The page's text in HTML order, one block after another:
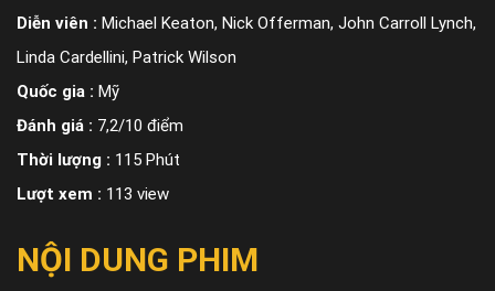
Diễn viên : Michael Keaton, Nick Offerman, John Carroll Lynch,
Linda Cardellini, Patrick Wilson
Quốc gia : Mỹ
Đánh giá : 7,2/10 điểm
Thời lượng : 115 Phút
Lượt xem : 113 view
NỘI DUNG PHIM